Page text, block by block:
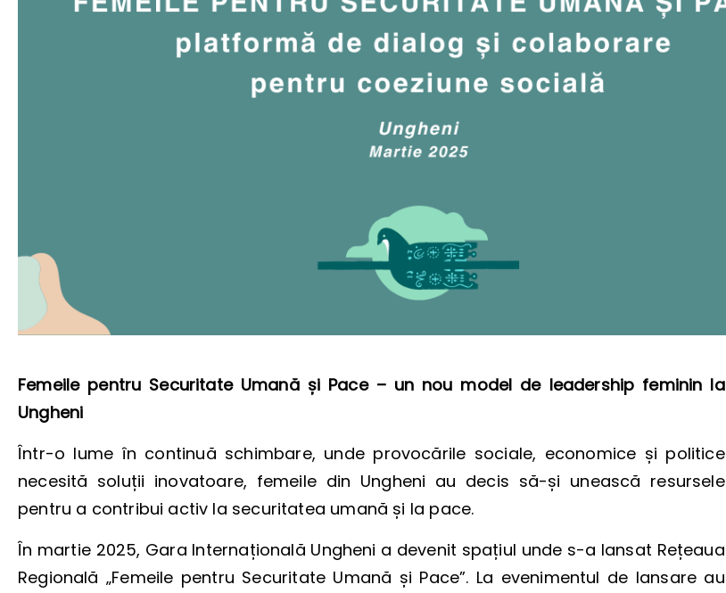
Femeile pentru Securitate Umană și Pace – un nou model de leadership feminin la
Ungheni
Într-o lume în continuă schimbare, unde provocările sociale, economice și politice
necesită soluții inovatoare, femeile din Ungheni au decis să-și unească resursele
pentru a contribui activ la securitatea umană și la pace.
În martie 2025, Gara Internațională Ungheni a devenit spațiul unde s-a lansat Rețeaua
Regională „Femeile pentru Securitate Umană și Pace”. La evenimentul de lansare au